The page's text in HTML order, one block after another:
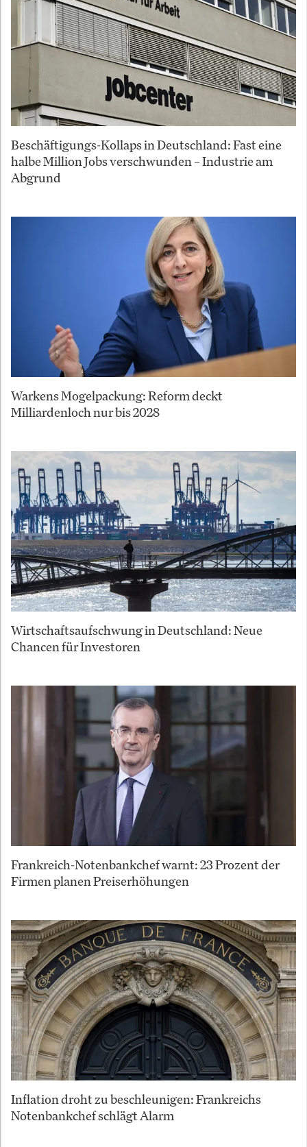
Beschäftigungs-Kollaps in Deutschland: Fast eine
halbe Million Jobs verschwunden – Industrie am
Abgrund
Warkens Mogelpackung: Reform deckt
Milliardenloch nur bis 2028
Wirtschaftsaufschwung in Deutschland: Neue
Chancen für Investoren
Frankreich-Notenbankchef warnt: 23 Prozent der
Firmen planen Preiserhöhungen
Inflation droht zu beschleunigen: Frankreichs
Notenbankchef schlägt Alarm